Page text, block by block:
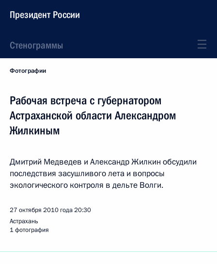
Президент России
Стенограммы
Фотографии
Рабочая встреча с губернатором
Астраханской области Александром
Жилкиным
Дмитрий Медведев и Александр Жилкин обсудили
последствия засушливого лета и вопросы
экологического контроля в дельте Волги.
27 октября 2010 года20:30
Астрахань
1 фотография